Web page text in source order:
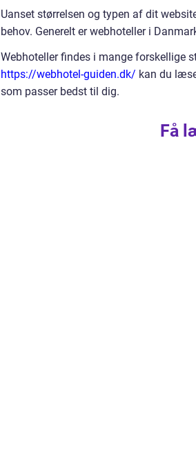
Uanset størrelsen og typen af dit
behov. Generelt er webhoteller i
Webhoteller findes i mange forskellige
https://webhotel-guiden.dk/ kan du
som passer bedst til dig.
Få